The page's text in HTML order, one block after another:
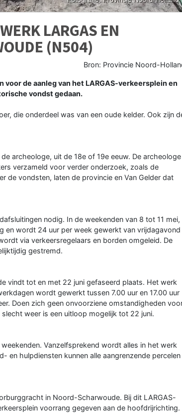
LARGAS EN
(N504)
Bron: Provincie Noord-
voor de aanleg van het LARGAS-verkeersplein en
vondst gedaan.
die onderdeel was van een oude kelder. Ook zijn
archeologe, uit de 18e of 19e eeuw. De archeologe
verzameld voor verder onderzoek, zoals de
de vondsten, laten de provincie en Van Gelder dat
nodig. In de weekenden van 8 tot 11 mei,
en wordt 24 uur per week gewerkt van vrijdagavond
via verkeersregelaars en borden omgeleid. De
gestremd.
vindt tot en met 22 juni gefaseerd plaats. Het werk
wordt gewerkt tussen 7.00 uur en 17.00 uur
Doen zich geen onvoorziene omstandigheden
weer is een uitloop mogelijk tot 22 juni.
Vanzelfsprekend wordt alles in het werk
en hulpdiensten kunnen alle aangrenzende percelen
in Noord-Scharwoude. Bij dit LARGAS-
voorrang gegeven aan de hoofdrijrichting.